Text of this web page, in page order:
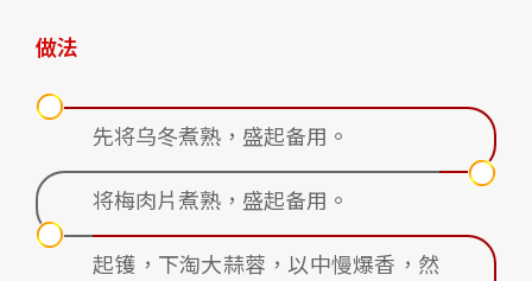
做法
先将乌冬煮熟，盛起备用。
将梅肉片煮熟，盛起备用。
起镬，下淘大蒜蓉，以中慢爆香，然